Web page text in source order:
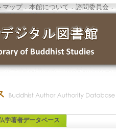
マップ．本館について ．諮問委員会 ．
学著者データベース